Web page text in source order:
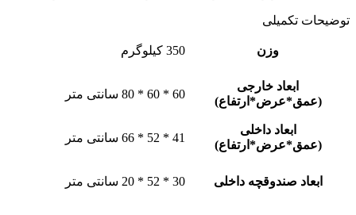
توضیحات تکمیلی
وزن 350 کیلوگرم
ابعاد خارجی
(عمق*عرض*ارتفاع)
60 * 60 * 80 سانتی متر
ابعاد داخلی
(عمق*عرض*ارتفاع)
41 * 52 * 66 سانتی متر
ابعاد صندوقچه داخلی 30 * 52 * 20 سانتی متر